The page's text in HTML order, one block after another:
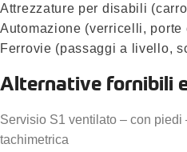
Attrezzature per disabili
Automazione (verricelli,
Ferrovie (passaggi a livello,
Alternative fornibili
Servisio S1 ventilato – con piedi
tachimetrica